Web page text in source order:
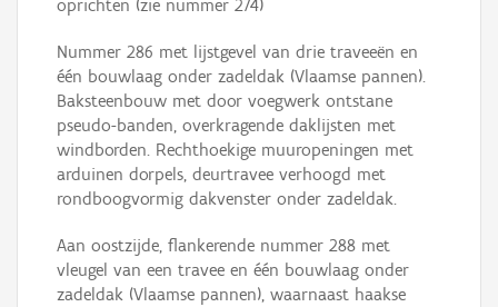
oprichten (zie nummer 274)
Nummer 286 met lijstgevel van drie traveeën en
één bouwlaag onder zadeldak (Vlaamse pannen).
Baksteenbouw met door voegwerk ontstane
pseudo-banden, overkragende daklijsten met
windborden. Rechthoekige muuropeningen met
arduinen dorpels, deurtravee verhoogd met
rondboogvormig dakvenster onder zadeldak.
Aan oostzijde, flankerende nummer 288 met
vleugel van een travee en één bouwlaag onder
zadeldak (Vlaamse pannen), waarnaast haakse